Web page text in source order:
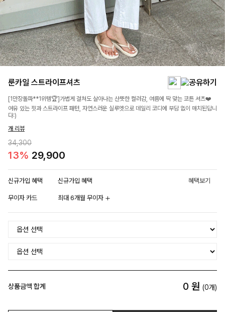
룬카일 스트라이프셔츠
[1만장돌파**1위템🏆]가볍게 걸쳐도 살아나는 산뜻한 컬러감, 여름에 딱 맞는 코튼 셔츠❤️
여유 있는 핏과 스트라이프 패턴, 자연스러운 실루엣으로 데일리 코디에 부담 없이 매치된답니
다:)
개 리뷰
34,300
13% 29,900
신규가입 혜택 신규가입 혜택 혜택보기
무이자 카드 최대 6개월 무이자
상품금액 합계 0 원 (0개)